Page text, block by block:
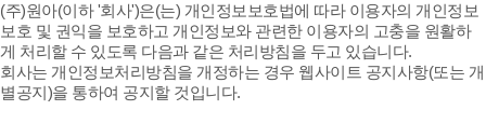
(주)원아(이하 '회사')은(는) 개인정보보호법에 따라 이용자의 개인정보
보호 및 권익을 보호하고 개인정보와 관련한 이용자의 고충을 원활하
게 처리할 수 있도록 다음과 같은 처리방침을 두고 있습니다.
회사는 개인정보처리방침을 개정하는 경우 웹사이트 공지사항(또는 개
별공지)을 통하여 공지할 것입니다.